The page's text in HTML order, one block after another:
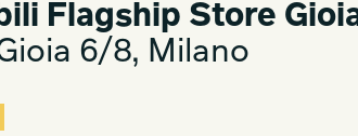
Flagship Store
6/8, Milano